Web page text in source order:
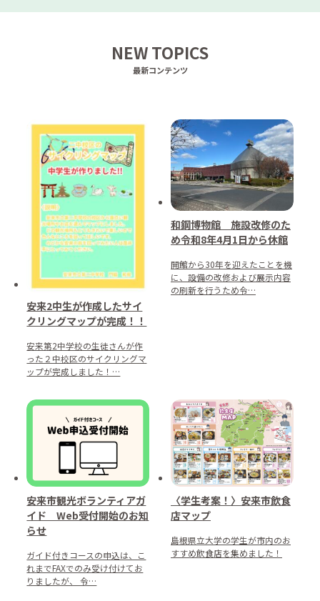
NEW TOPICS
最新コンテンツ
安来2中生が作成したサイ
クリングマップが完成！！
安来第2中学校の生徒さんが作
った２中校区のサイクリングマ
ップが完成しました！…
和鋼博物館 施設改修のた
め令和8年4月1日から休館
開館から30年を迎えたことを機
に、設備の改修および展示内容
の刷新を行うため令…
安来市観光ボランティアガ
イド Web受付開始のお知
らせ
ガイド付きコースの申込は、こ
れまでFAXでのみ受け付けてお
りましたが、 令…
〈学生考案！〉安来市飲食
店マップ
島根県立大学の学生が市内のお
すすめ飲食店を集めました！